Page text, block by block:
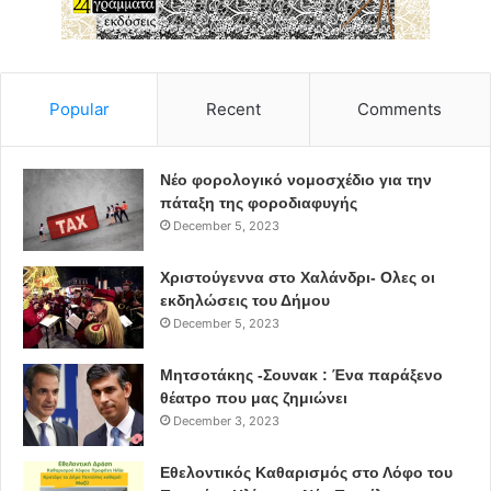
μπόρεσε να νικήσει την αντιπολιτευτική διάθεσή τους, με
αποτέλεσμα να πάψει η συνεργασία κ να απολυθούν οι 4
υπάλληλοι.
Δυστυχώς η πολιτική σκοπιμότητα νίκησε τις πραγματικές
να επιβάλλουν στην πόλη μας.
Θλίψη…
Ευτυχώς όμως, οι δημότες αντιλαμβάνονται!”
Β. Αρσένη
Popular Recent Comments
Νέο φορολογικό νομοσχέδιο για την
πάταξη της φοροδιαφυγής
December 5, 2023
Χριστούγεννα στο Χαλάνδρι- Ολες οι
εκδηλώσεις του Δήμου
December 5, 2023
Μητσοτάκης -Σουνακ : Ένα παράξενο
θέατρο που μας ζημιώνει
December 3, 2023
Εθελοντικός Καθαρισμός στο Λόφο του